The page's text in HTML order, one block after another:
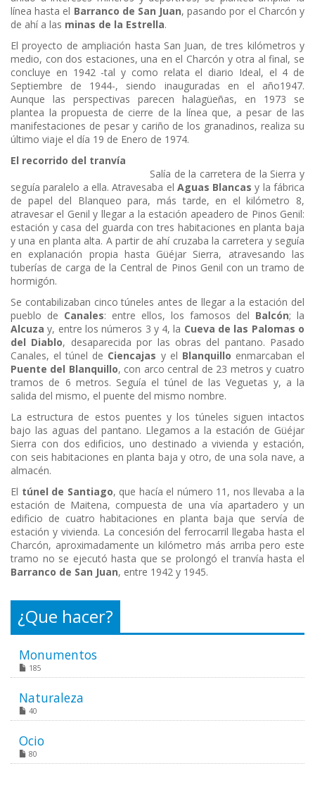
línea hasta el Barranco de San Juan, pasando por el Charcón y
de ahí a las minas de la Estrella.
El proyecto de ampliación hasta San Juan, de tres kilómetros y
medio, con dos estaciones, una en el Charcón y otra al final, se
concluye en 1942 -tal y como relata el diario Ideal, el 4 de
Septiembre de 1944-, siendo inauguradas en el año1947.
Aunque las perspectivas parecen halagüeñas, en 1973 se
plantea la propuesta de cierre de la línea que, a pesar de las
manifestaciones de pesar y cariño de los granadinos, realiza su
último viaje el día 19 de Enero de 1974.
El recorrido del tranvía
Salía de la carretera de la Sierra y
seguía paralelo a ella. Atravesaba el Aguas Blancasy la fábrica
de papel del Blanqueo para, más tarde, en el kilómetro 8,
atravesar el Genil y llegar a la estación apeadero de Pinos Genil:
estación y casa del guarda con tres habitaciones en planta baja
y una en planta alta. A partir de ahí cruzaba la carretera y seguía
en explanación propia hasta Güéjar Sierra, atravesando las
tuberías de carga de la Central de Pinos Genil con un tramo de
hormigón.
Se contabilizaban cinco túneles antes de llegar a la estación del
pueblo de Canales: entre ellos, los famosos del Balcón; la
Alcuzay, entre los números 3 y 4, la Cueva de las Palomas o
del Diablo, desaparecida por las obras del pantano. Pasado
Canales, el túnel de Ciencajas y el Blanquillo enmarcaban el
Puente del Blanquillo, con arco central de 23 metros y cuatro
tramos de 6 metros. Seguía el túnel de las Veguetas y, a la
salida del mismo, el puente del mismo nombre.
La estructura de estos puentes y los túneles siguen intactos
bajo las aguas del pantano. Llegamos a la estación de Güéjar
Sierra con dos edificios, uno destinado a vivienda y estación,
con seis habitaciones en planta baja y otro, de una sola nave, a
almacén.
El túnel de Santiago, que hacía el número 11, nos llevaba a la
estación de Maitena, compuesta de una vía apartadero y un
edificio de cuatro habitaciones en planta baja que servía de
estación y vivienda. La concesión del ferrocarril llegaba hasta el
Charcón, aproximadamente un kilómetro más arriba pero este
tramo no se ejecutó hasta que se prolongó el tranvía hasta el
Barranco de San Juan, entre 1942 y 1945.
¿Que hacer?
Monumentos
185
Naturaleza
40
Ocio
80